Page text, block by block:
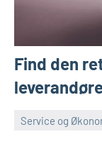
Find den
Service og